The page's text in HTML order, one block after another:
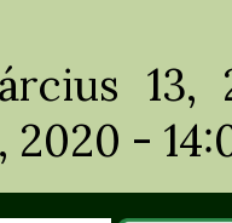
2020 -